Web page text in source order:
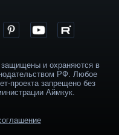
и охраняются в
РФ. Любое
проекта запрещено без
Аймкук.